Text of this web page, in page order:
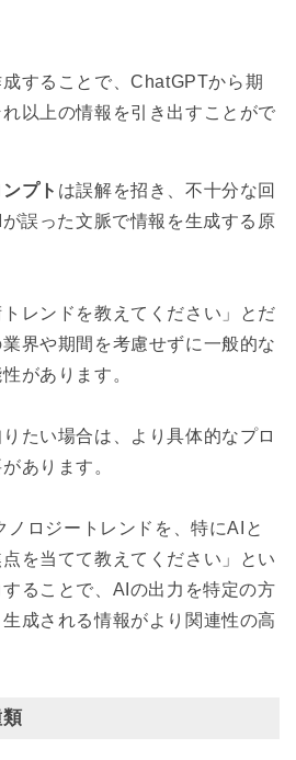
成することで、ChatGPTから期
以上の情報を引き出すことがで
プト は誤解を招き、不十分な回
誤った文脈で情報を生成する原
レンドを教えてください」とだ
界や期間を考慮せずに一般的な
があります。
たい場合は、
より具体的なプロ
あります。
ロジートレンドを、特にAIと
を当てて教えてください」
とい
ることで、AIの出力を特定の方
成される情報がより関連性の高